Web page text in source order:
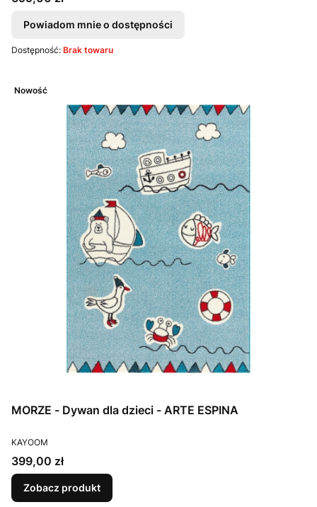
Powiadom mnie o dostępności
Dostępność: Brak towaru
Nowość
MORZE - Dywan dla dzieci - ARTE ESPINA
PRODUCENT
KAYOOM
Cena
399,00 zł
Zobacz produkt